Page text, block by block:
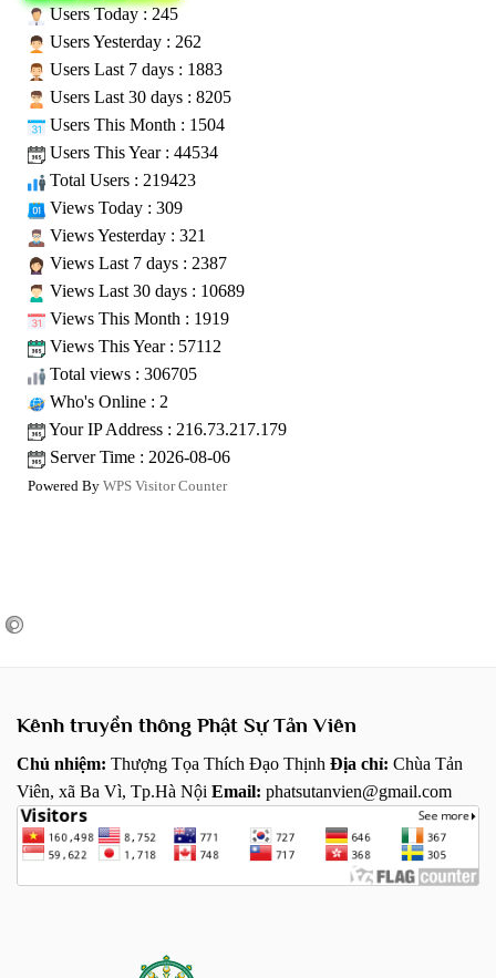
Users Today : 245
Users Yesterday : 262
Users Last 7 days : 1883
Users Last 30 days : 8205
Users This Month : 1504
Users This Year : 44534
Total Users : 219423
Views Today : 309
Views Yesterday : 321
Views Last 7 days : 2387
Views Last 30 days : 10689
Views This Month : 1919
Views This Year : 57112
Total views : 306705
Who's Online : 2
Your IP Address : 216.73.217.179
Server Time : 2026-08-06
Powered By WPS Visitor Counter
Kênh truyền thông Phật Sự Tản Viên
Chủ nhiệm: Thượng Tọa Thích Đạo Thịnh Địa chỉ: Chùa Tản
Viên, xã Ba Vì, Tp.Hà Nội Email: phatsutanvien@gmail.com